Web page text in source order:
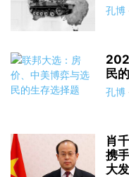
孔博
民
孔博
肖
携
大